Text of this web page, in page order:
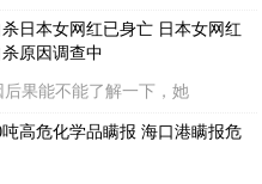
日本女网红已身亡 日本女网红
原因调查中
果能不能了解一下，她
吨高危化学品瞒报 海口港瞒报危